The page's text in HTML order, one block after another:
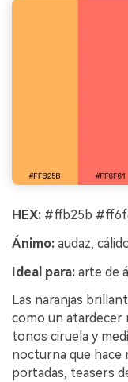
HEX: #ffb25b
Ánimo: audaz,
Ideal para: arte de
Las naranjas
como un atardecer
tonos ciruela y
nocturna que hace
portadas, teasers